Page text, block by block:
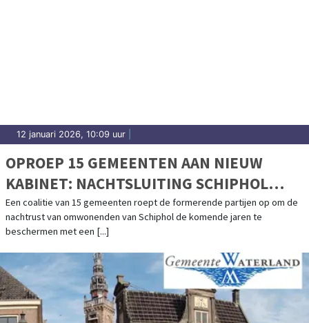
12 januari 2026, 10:09 uur
OPROEP 15 GEMEENTEN AAN NIEUW
KABINET: NACHTSLUITING SCHIPHOL
NODIG VOOR GEZONDE EN LEEFBARE
OMGEVING
Een coalitie van 15 gemeenten roept de formerende partijen op om de
nachtrust van omwonenden van Schiphol de komende jaren te
beschermen met een [...]